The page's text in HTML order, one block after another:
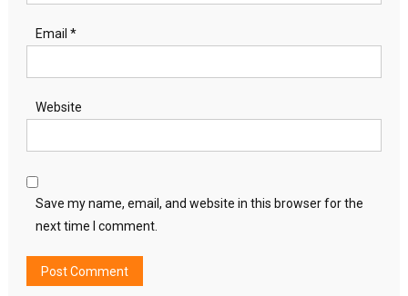
Email *
Website
Save my name, email, and website in this browser for the
next time I comment.